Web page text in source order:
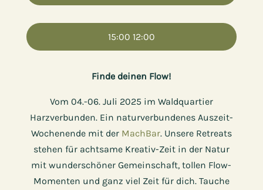
15:00 12:00
Finde deinen ​Flow!
Vom 04.-06. Juli 2025 im Waldquartier
Harzverbunden. Ein naturverbundenes Auszeit-
Wochenende mit der MachBar. Unsere Retreats
stehen für achtsame Kreativ-Zeit in der Natur
mit wunderschöner Gemeinschaft, tollen Flow-
Momenten und ganz viel Zeit für dich. Tauche